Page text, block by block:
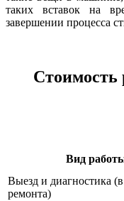
таких вставок на
завершении процесса
Стоимость
Вид
Выезд и диагностика (в
ремонта)